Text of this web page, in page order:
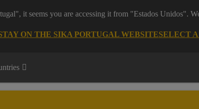
it seems you are accessing it from "Estados Unidos".
ON THE SIKA PORTUGAL WEBSITESELECT